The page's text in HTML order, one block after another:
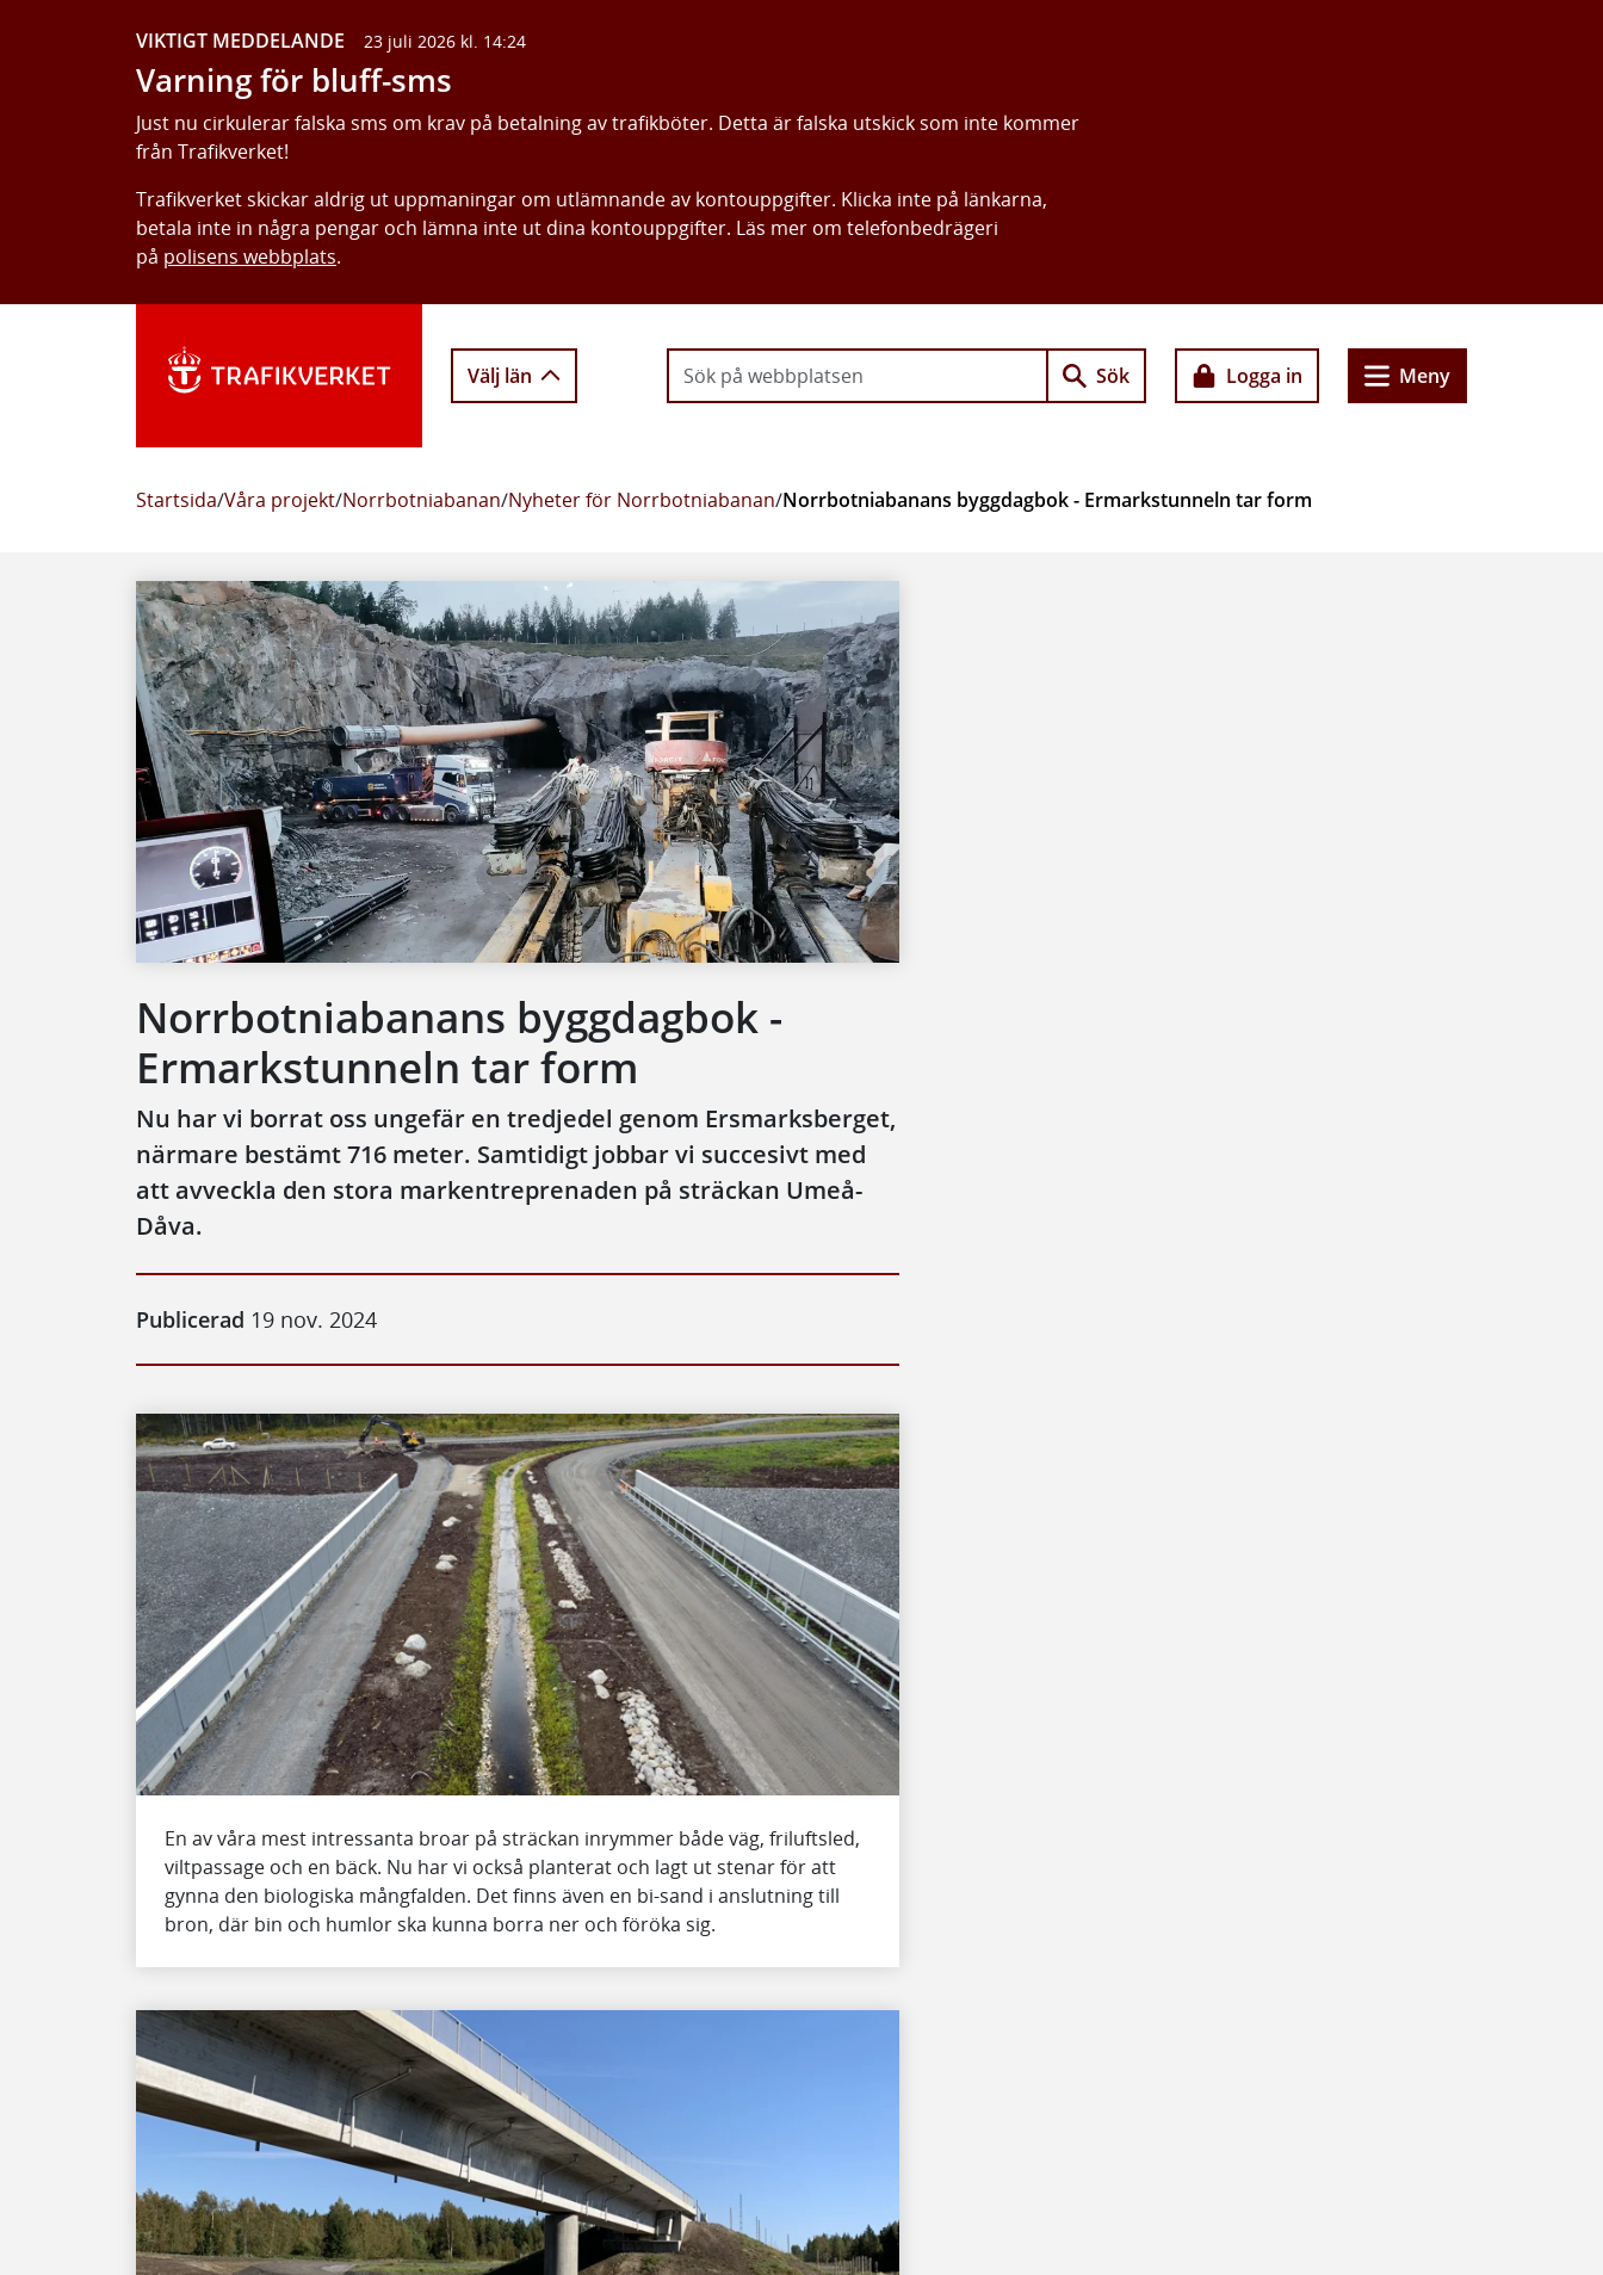
VIKTIGT MEDDELANDE 23 juli 2026 kl. 14:24
Varning för bluff-sms
Just nu cirkulerar falska sms om krav på betalning av trafikböter. Detta är falska utskick som inte kommer
från Trafikverket!
Trafikverket skickar aldrig ut uppmaningar om utlämnande av kontouppgifter. Klicka inte på länkarna,
betala inte in några pengar och lämna inte ut dina kontouppgifter. Läs mer om telefonbedrägeri
på polisens webbplats.
Välj län Sök Logga in Meny
Startsida/Våra projekt/Norrbotniabanan/Nyheter för Norrbotniabanan/Norrbotniabanans byggdagbok - Ermarkstunneln tar form
Norrbotniabanans byggdagbok -
Ermarkstunneln tar form
Nu har vi borrat oss ungefär en tredjedel genom Ersmarksberget,
närmare bestämt 716 meter. Samtidigt jobbar vi succesivt med
att avveckla den stora markentreprenaden på sträckan Umeå-
Dåva.
Publicerad 19 nov. 2024
En av våra mest intressanta broar på sträckan inrymmer både väg, friluftsled,
viltpassage och en bäck. Nu har vi också planterat och lagt ut stenar för att
gynna den biologiska mångfalden. Det finns även en bi-sand i anslutning till
bron, där bin och humlor ska kunna borra ner och föröka sig.